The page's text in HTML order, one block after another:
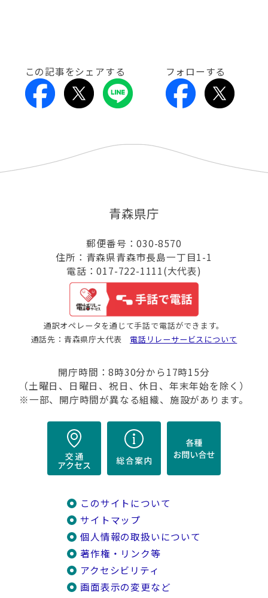
この記事をシェアする フォローする
青森県庁
郵便番号：030-8570
住所：青森県青森市長島一丁目1-1
電話：017-722-1111(大代表)
通訳オペレータを通じて手話で電話ができます。
通話先：青森県庁大代表 電話リレーサービスについて
開庁時間：8時30分から17時15分
（土曜日、日曜日、祝日、休日、年末年始を除く）
※一部、開庁時間が異なる組織、施設があります。
このサイトについて
サイトマップ
個人情報の取扱いについて
著作権・リンク等
アクセシビリティ
画面表示の変更など